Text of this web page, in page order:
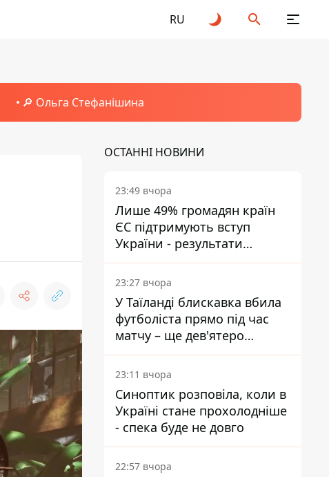
RU
🔎 Ольга Стефанішина
ОСТАННІ НОВИНИ
23:49 вчора
Лише 49% громадян країн
ЄС підтримують вступ
України - результати
опитування
23:27 вчора
У Таїланді блискавка вбила
футболіста прямо під час
матчу – ще дев'ятеро
постраждали
23:11 вчора
Синоптик розповіла, коли в
Україні стане прохолодніше
- спека буде не довго
22:57 вчора